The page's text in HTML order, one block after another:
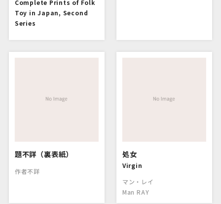
Complete Prints of Folk
Toy in Japan, Second
Series
題不詳（裏表紙）
作者不詳
処女
Virgin
マン・レイ
Man RAY